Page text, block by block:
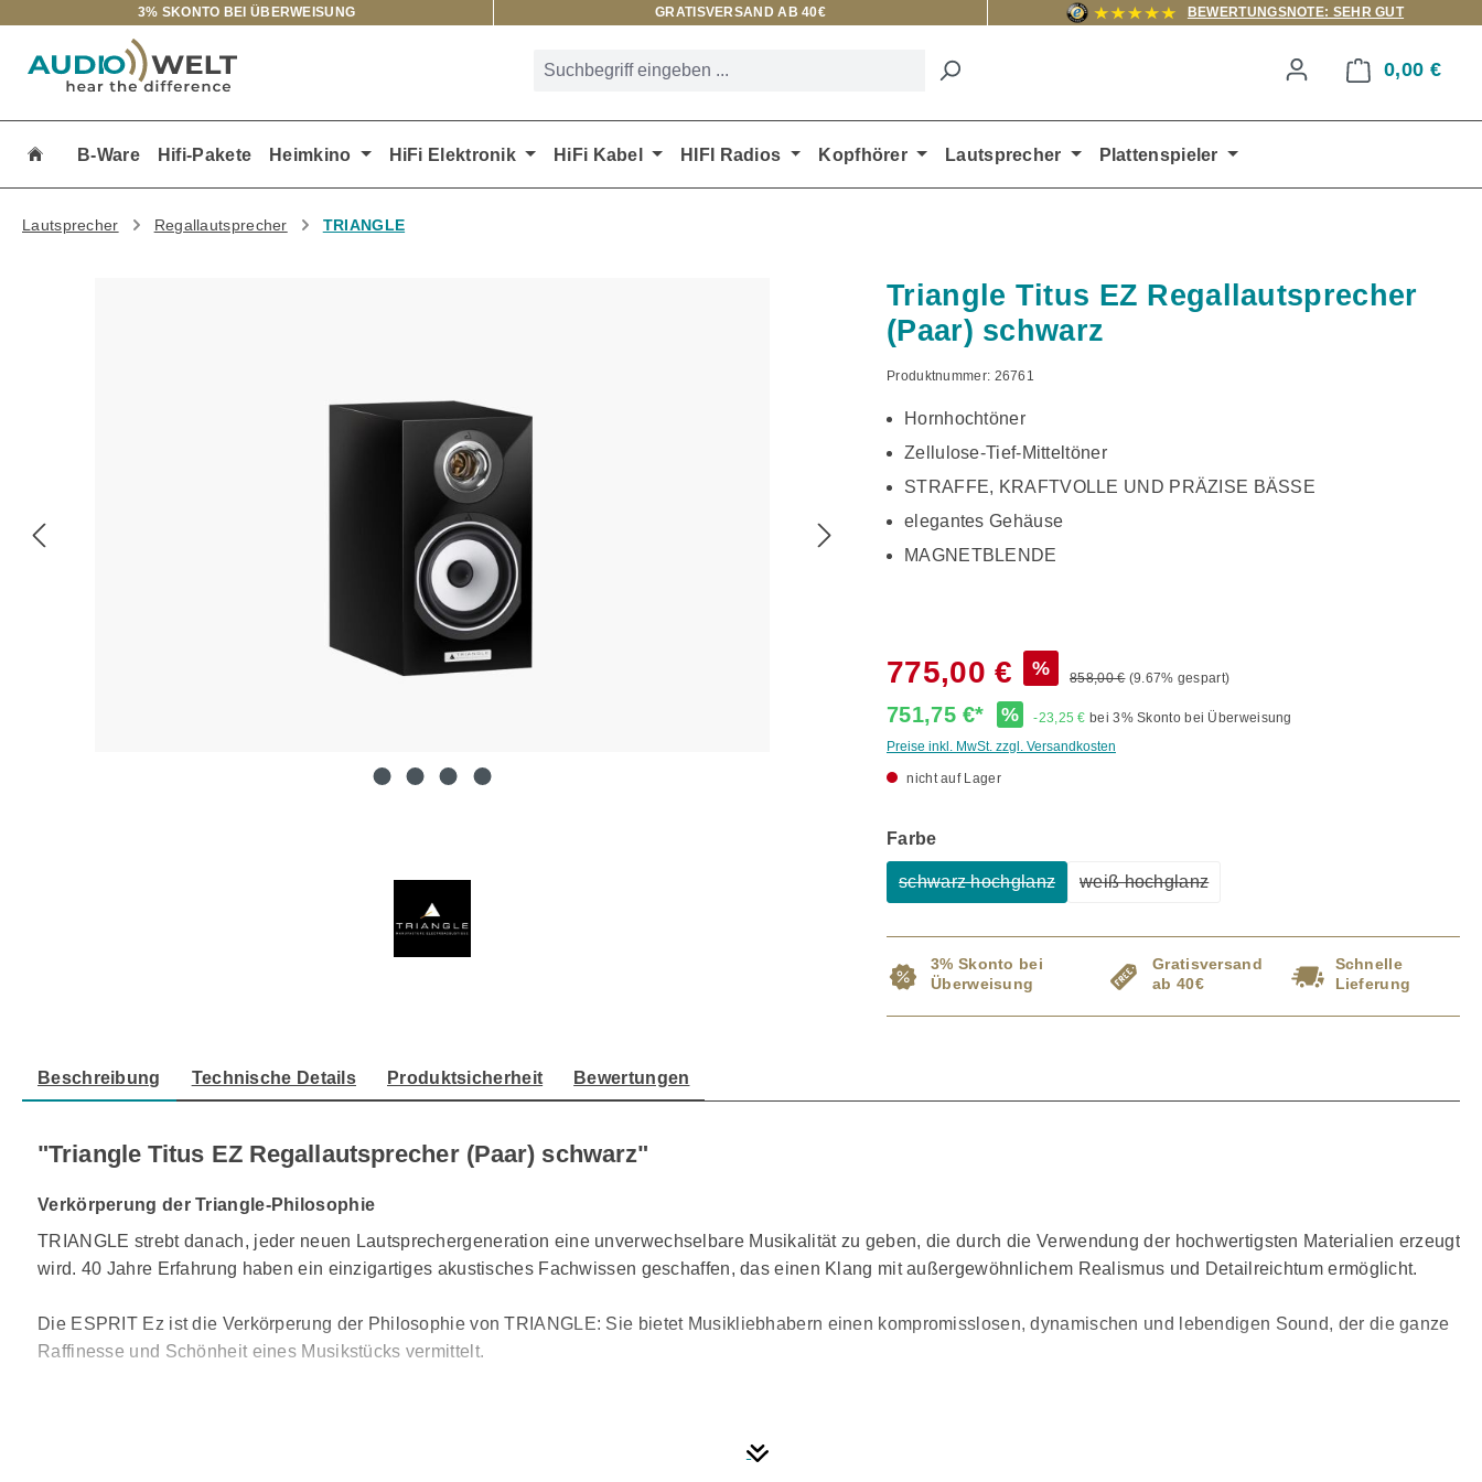
Hauptinhalt springen
Zur Suche springen
Zur Hauptnavigation springen
3% SKONTO BEI ÜBERWEISUNG GRATISVERSAND AB 40€ BEWERTUNGSNOTE: SEHR GUT
0,00 €
B-Ware Hifi-Pakete Heimkino HiFi Elektronik HiFi Kabel HIFI Radios Kopfhörer Lautsprecher Plattenspieler
Lautsprecher Regallautsprecher TRIANGLE
Triangle Titus EZ Regallautsprecher
(Paar) schwarz
Produktnummer: 26761
Hornhochtöner
Zellulose-Tief-Mitteltöner
STRAFFE, KRAFTVOLLE UND PRÄZISE BÄSSE
elegantes Gehäuse
MAGNETBLENDE
775,00 € % 858,00 € (9.67% gespart)
751,75 €* % -23,25 € bei 3% Skonto bei Überweisung
Preise inkl. MwSt. zzgl. Versandkosten
nicht auf Lager
Farbeauswählen
schwarz hochglanz
(Diese Option ist zurzeit nicht verfügbar.)
weiß hochglanz
(Diese Option ist zurzeit nicht verfügbar.)
3% Skonto bei
Überweisung
Gratisversand
ab 40€
Schnelle
Lieferung
Beschreibung Technische Details Produktsicherheit Bewertungen
"Triangle Titus EZ Regallautsprecher (Paar) schwarz"
Verkörperung der Triangle-Philosophie
TRIANGLE strebt danach, jeder neuen Lautsprechergeneration eine unverwechselbare Musikalität zu geben, die durch die Verwendung der hochwertigsten Materialien erzeugt
wird. 40 Jahre Erfahrung haben ein einzigartiges akustisches Fachwissen geschaffen, das einen Klang mit außergewöhnlichem Realismus und Detailreichtum ermöglicht.
Die ESPRIT Ez ist die Verkörperung der Philosophie von TRIANGLE: Sie bietet Musikliebhabern einen kompromisslosen, dynamischen und lebendigen Sound, der die ganze
Raffinesse und Schönheit eines Musikstücks vermittelt.